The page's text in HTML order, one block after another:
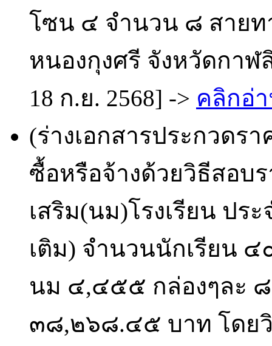
โซน ๔ จำนวน ๘ สายท
หนองกุงศรี จังหวัดกาฬ
18 ก.ย. 2568] -> คลิกอ่
(ร่างเอกสารประกวดรา
ซื้อหรือจ้างด้วยวิธีสอบ
เสริม(นม)โรงเรียน ปร
เติม) จำนวนนักเรียน
นม ๔,๔๕๕ กล่องๆละ
๓๘,๒๖๘.๔๕ บาท โดยวิ